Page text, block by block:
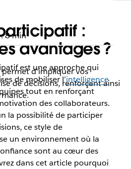
:
avantages ?
d'impliquer vos
de décisions, renforçant ainsi
8 min
est une approche qui
de mobiliser l’intelligence
tout en renforçant
des collaborateurs.
la possibilité de participer
ce style de
un environnement où la
sont au cœur des
dans cet article pourquoi